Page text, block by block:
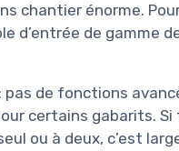
chantier énorme.
d’entrée de gamme
pas de fonctions
certains gabarits. Si
ou à deux, c’est